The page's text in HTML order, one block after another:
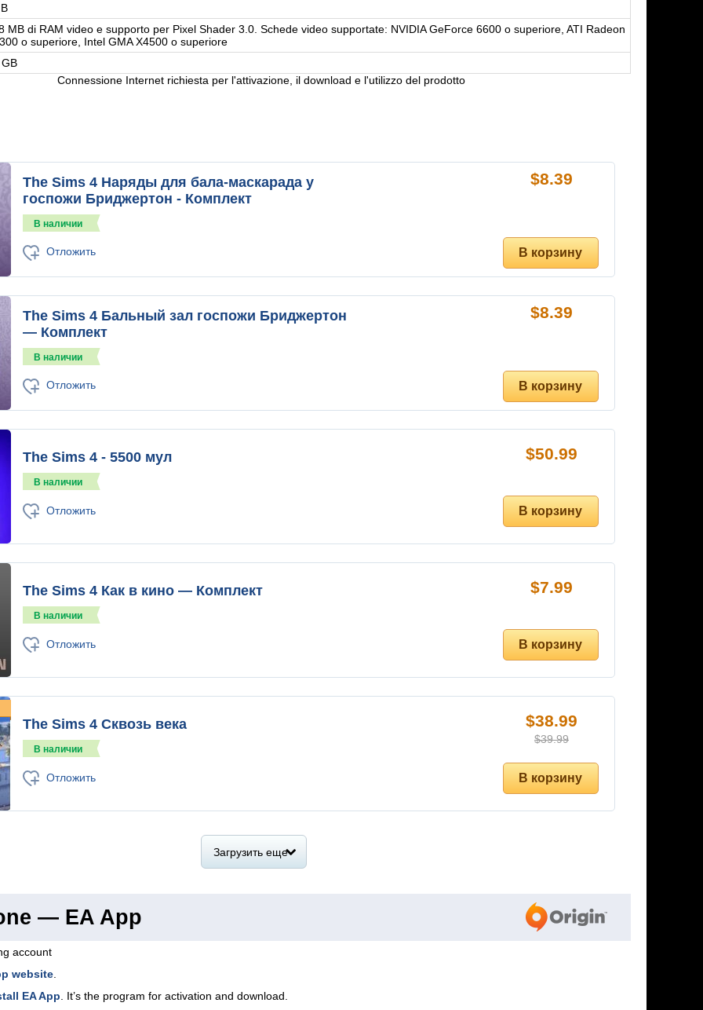
MB di RAM video e supporto per Pixel Shader 3.0. Schede video supportate: NVIDIA GeForce 6600 o superiore, ATI Radeon
o superiore, Intel GMA X4500 o superiore
Connessione Internet richiesta per l'attivazione, il download e l'utilizzo del prodotto
The Sims 4 Наряды для бала-маскарада у
госпожи Бриджертон - Комплект
В наличии
$8.39
Отложить
The Sims 4 Бальный зал госпожи Бриджертон
— Комплект
В наличии
$8.39
Отложить
The Sims 4 - 5500 мул
В наличии
$50.99
Отложить
The Sims 4 Как в кино — Комплект
В наличии
$7.99
Отложить
The Sims 4 Сквозь века
В наличии
$39.99
$38.99
Отложить
Загрузить еще
— EA App
account
website.
EA App . It’s the program for activation and download.